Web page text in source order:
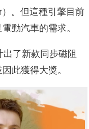
）。但這種引擎目前
動汽車的需求。
了新款同步磁阻
此獲得大獎。